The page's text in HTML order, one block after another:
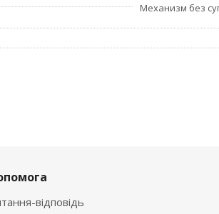
Механизм без
відповідь